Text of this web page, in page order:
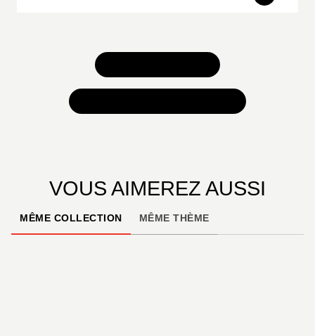
VOUS AIMEREZ AUSSI
MÊME COLLECTION MÊME THÈME